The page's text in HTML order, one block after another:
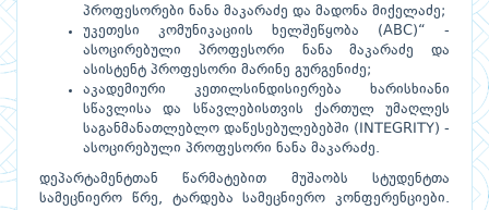
პროფესორები ნანა მაკარაძე და მადონა მიქელაძე;
უკეთესი კომუნიკაციის ხელ­შეწ­ყო­ბა (ABC)“ -
ასოცირებული პროფესორი ნანა მაკარაძე და
ასისტენტ პროფესორი მარინე გურგენიძე;
აკადემიური კეთილსინდისიერება ხარისხიანი
სწავლისა და სწავლებისთვის ქართულ უმაღლეს
საგანმანათლებლო დაწესებულებებში (INTEGRITY) -
ასოცირებული პროფესორი ნანა მაკარაძე.
დეპარტამენტთან წარმატებით მუშაობს სტუდენტთა
სამეცნიერო წრე, ტარდება სამეცნიერო კონფერენციები.